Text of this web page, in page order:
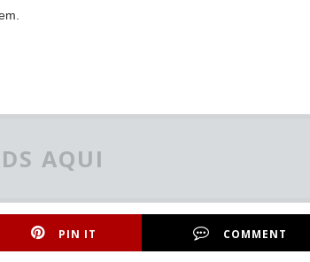
AQUI
PIN IT COMMENT